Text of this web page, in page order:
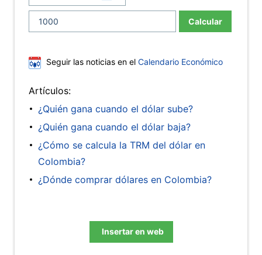
Calcular
Seguir las noticias en el Calendario Económico
Artículos:
¿Quién gana cuando el dólar sube?
¿Quién gana cuando el dólar baja?
¿Cómo se calcula la TRM del dólar en
Colombia?
¿Dónde comprar dólares en Colombia?
Insertar en web